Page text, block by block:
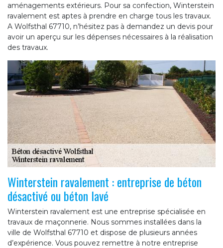
aménagements extérieurs. Pour sa confection, Winterstein
ravalement est aptes à prendre en charge tous les travaux.
A Wolfsthal 67710, n’hésitez pas à demandez un devis pour
avoir un aperçu sur les dépenses nécessaires à la réalisation
des travaux.
Winterstein ravalement : entreprise de béton
désactivé ou béton lavé
Winterstein ravalement est une entreprise spécialisée en
travaux de maçonnerie. Nous sommes installées dans la
ville de Wolfsthal 67710 et dispose de plusieurs années
d’expérience. Vous pouvez remettre à notre entreprise